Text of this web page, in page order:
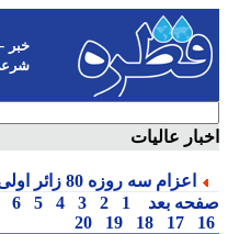
-
شرعی-
عالیات
اعزام سه روزه 80 زائر اولی به عتبات عالیات
بعد
1
2
3
4
5
6
7
17
18
19
20